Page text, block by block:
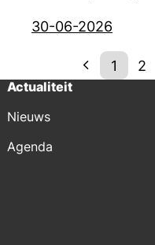
30-06-2026
1 2
Actualiteit
Nieuws
Agenda